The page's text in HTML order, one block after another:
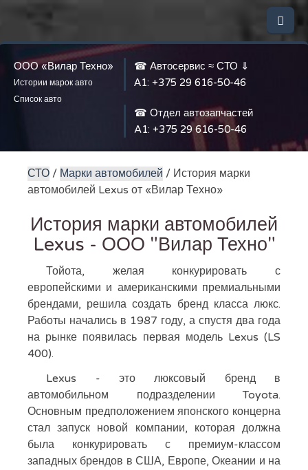
ООО «Вилар Техно»
Истории марок авто
Список авто
☎ Автосервис ≈ СТО ⇓
А1: +375 29 616-50-46
☎ Отдел автозапчастей
A1: +375 29 616-50-46
СТО / Марки автомобилей / История марки
автомобилей Lexus от «Вилар Техно»
История марки автомобилей
Lexus - ООО "Вилар Техно"
Тойота, желая конкурировать с
европейскими и американскими премиальными
брендами, решила создать бренд класса люкс.
Работы начались в 1987 году, а спустя два года
на рынке появилась первая модель Lexus (LS
400).
Lexus - это люксовый бренд в
автомобильном подразделении Toyota.
Основным предположением японского концерна
стал запуск новой компании, которая должна
была конкурировать с премиум-классом
западных брендов в США, Европе, Океании и на